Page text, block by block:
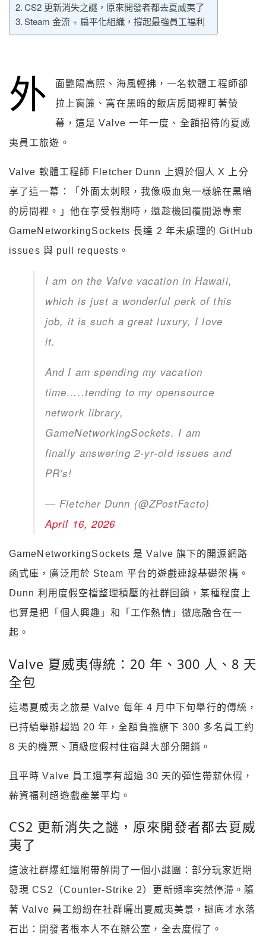
CS2 更新消失之謎，原來開發者都去夏威夷了
Steam 金流 + 扁平化組織，撐起最強員工福利
外
面艷陽高照、海風輕拂，一名軟體工程師卻
拉上窗簾、窩在黑暗的飯店房間裡盯著螢
幕，這是 Valve 一年一度、全額招待的夏威
夷員工旅遊。
Valve 軟體工程師 Fletcher Dunn 上週於個人 X 上分
享了這一幕：「外面太刺眼，我像吸血鬼一樣躲在黑暗
的房間裡。」他在享受假期時，還趁機回覆開源專案
GameNetworkingSockets 長達 2 年未處理的 GitHub
issues 與 pull requests。
I am on the Valve vacation in Hawaii,
which is just a wonderful perk of this
job, it is such a great luxury, I love
it.
And I am spending my vacation
time…..tending to my opensource
network library,
GameNetworkingSockets. I am
finally answering 2-yr-old issues and
PR's!
— Fletcher Dunn (@ZPostFacto)
April 16, 2026
GameNetworkingSockets 是 Valve 旗下的開源網路
函式庫，廣泛用於 Steam 平台的遊戲連線基礎架構。
Dunn 利用度假空檔整理積壓的社群回饋，某種程度上
也算是把「個人興趣」和「工作熱情」徹底融合在一
起。
Valve 夏威夷傳統：20 年、300 人、8 天
全包
這場夏威夷之旅是 Valve 每年 4 月中下旬舉行的傳統，
已持續舉辦超過 20 年，全額負擔旗下 300 多名員工約
8 天的機票、頂級度假村住宿與大部分開銷。
且平時 Valve 員工還享有超過 30 天的彈性帶薪休假，
薪資福利超遊戲產業平均。
CS2 更新消失之謎，原來開發者都去夏威
夷了
這波社群爆紅還附帶解開了一個小謎團：部分玩家近期
發現 CS2（Counter-Strike 2）更新頻率突然停滯。隨
著 Valve 員工紛紛在社群曬出夏威夷美景，謎底才水落
石出：開發者根本人不在辦公室，全去度假了。